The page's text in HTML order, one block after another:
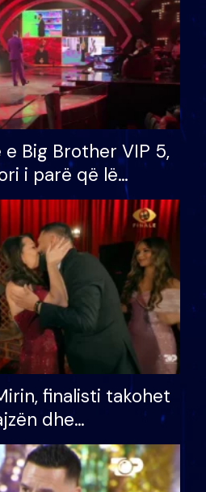
e Big Brother VIP 5,
i parë që lë
mundësinë për
e madh
finalisti takohet
dhe
ndonjë letër